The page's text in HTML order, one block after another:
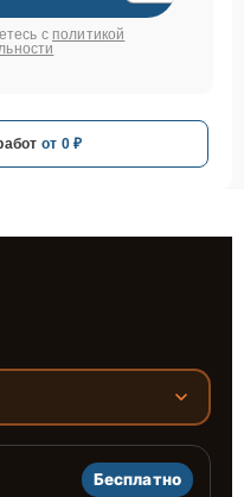
с политикой
от 0 ₽
Бесплатно